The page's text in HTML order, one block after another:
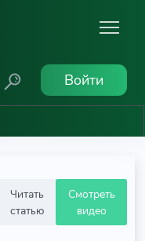
Войти
Читать
статью
Смотреть
видео